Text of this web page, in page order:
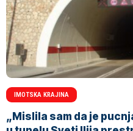
IMOTSKA KRAJINA
„Mislila sam da je